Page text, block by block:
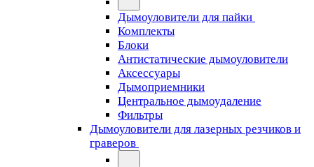
Дымоуловители для пайки
Комплекты
Блоки
Антистатические дымоуловители
Аксессуары
Дымоприемники
Центральное дымоудаление
Фильтры
Дымоуловители для лазерных резчиков и
граверов